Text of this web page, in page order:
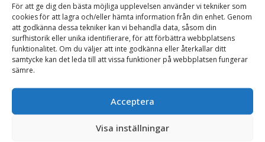
För att ge dig den bästa möjliga upplevelsen använder vi tekniker som
cookies för att lagra och/eller hämta information från din enhet. Genom
att godkänna dessa tekniker kan vi behandla data, såsom din
surfhistorik eller unika identifierare, för att förbättra webbplatsens
funktionalitet. Om du väljer att inte godkänna eller återkallar ditt
samtycke kan det leda till att vissa funktioner på webbplatsen fungerar
sämre.
Acceptera
Visa inställningar
Lås till Skoptänder
BESKRIVNING
Låsbricka – för tand Volvo 20 AMRE